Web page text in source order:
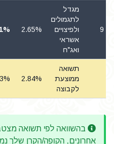
9
מגדל
לתגמולים
ולפיצויים
אשראי
ואג"ח
2.65%
תשואה
ממוצעת
לקבוצה
2.84%
בהשוואה לפי תשואה
אחרונים, הקופה/הקרן שלך